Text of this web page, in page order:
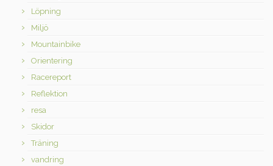
Löpning
Miljö
Mountainbike
Orientering
Racereport
Reflektion
resa
Skidor
Träning
vandring